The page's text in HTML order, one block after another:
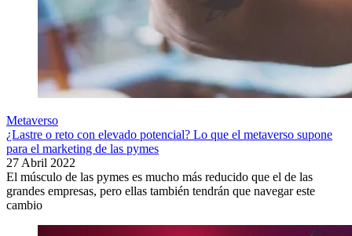
Metaverso
¿Lastre o reto con elevado potencial? Lo que el metaverso supone
para el marketing de las pymes
27 Abril 2022
El músculo de las pymes es mucho más reducido que el de las
grandes empresas, pero ellas también tendrán que navegar este
cambio